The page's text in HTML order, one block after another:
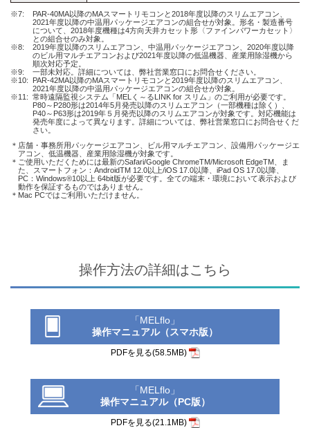
※7:
PAR-40MA以降のMAスマートリモコンと2018年度以降のスリムエアコン、
2021年度以降の中温用パッケージエアコンの組合せが対象。形名・製造番号
について、2018年度機種は4方向天井カセット形〈ファインパワーカセット〉
との組合せのみ対象。
※8:
2019年度以降のスリムエアコン、中温用パッケージエアコン、2020年度以降
のビル用マルチエアコンおよび2021年度以降の低温機器、産業用除湿機から
順次対応予定。
※9:
一部未対応。詳細については、弊社営業窓口にお問合せください。
※10:
PAR-42MA以降のMAスマートリモコンと2019年度以降のスリムエアコン、
2021年度以降の中温用パッケージエアコンの組合せが対象。
※11: 常時遠隔監視システム「MELく～るLINK for スリム」のご利用が必要です。
P80～P280形は2014年5月発売以降のスリムエアコン（一部機種は除く）、
P40～P63形は2019年５月発売以降のスリムエアコンが対象です。対応機能は
発売年度によって異なります。詳細については、弊社営業窓口にお問合せくだ
さい。
＊ 店舗・事務所用パッケージエアコン、ビル用マルチエアコン、設備用パッケージエ
アコン、低温機器、産業用除湿機が対象です。
＊ ご使用いただくためには最新のSafari/Google ChromeTM/Microsoft EdgeTM、ま
た、スマートフォン：AndroidTM 12.0以上/iOS 17.0以降、iPad OS 17.0以降、
PC：Windows®10以上 64bit版が必要です。全ての端末・環境において表示および
動作を保証するものではありません。
＊ Mac PCではご利用いただけません。
操作方法の詳細はこちら
「MELflo」
操作マニュアル（スマホ版）
PDFを見る(58.5MB)
「MELflo」
操作マニュアル（PC版）
PDFを見る(21.1MB)